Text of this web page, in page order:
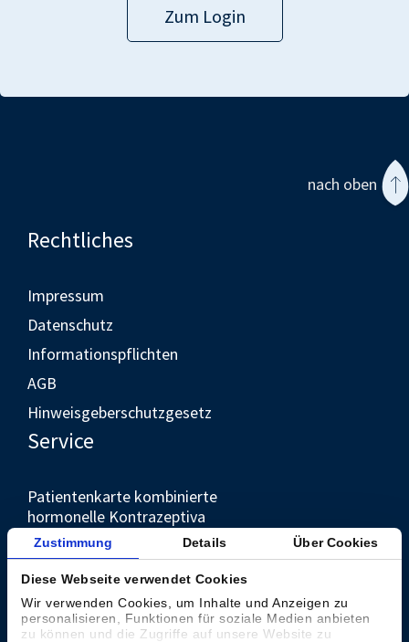
Zustimmung Details Über Cookies
Diese Webseite verwendet Cookies
Wir verwenden Cookies, um Inhalte und Anzeigen zu
personalisieren, Funktionen für soziale Medien anbieten
zu können und die Zugriffe auf unsere Website zu
Zum Login
nach oben
Rechtliches
Impressum
Datenschutz
Informationspflichten
AGB
Hinweisgeberschutzgesetz
Service
Patientenkarte kombinierte
hormonelle Kontrazeptiva
Unternehmen
Kontakt
Presse